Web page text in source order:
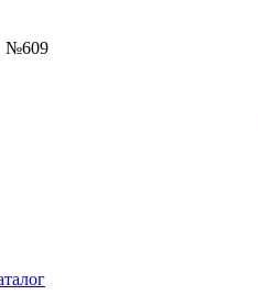
№609